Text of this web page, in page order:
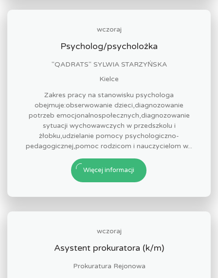
wczoraj
Psycholog/psycholożka
"QADRATS" SYLWIA STARZYŃSKA
Kielce
Zakres pracy na stanowisku psychologa
obejmuje:obserwowanie dzieci,diagnozowanie
potrzeb emocjonalnospołecznych,diagnozowanie
sytuacji wychowawczych w przedszkolu i
żłobku,udzielanie pomocy psychologiczno-
pedagogicznej,pomoc rodzicom i nauczycielom w...
Więcej informacji
wczoraj
Asystent prokuratora (k/m)
Prokuratura Rejonowa